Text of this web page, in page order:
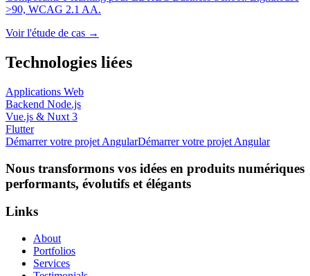
>90, WCAG 2.1 AA.
Voir l'étude de cas →
Technologies liées
Applications Web
Backend Node.js
Vue.js & Nuxt 3
Flutter
Démarrer votre projet AngularDémarrer votre projet Angular
Nous transformons vos idées en produits numériques
performants, évolutifs et élégants
Links
About
Portfolios
Services